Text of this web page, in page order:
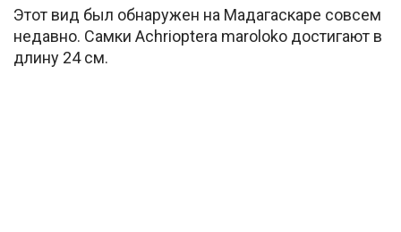
Этот вид был обнаружен на Мадагаскаре совсем
недавно. Самки Achrioptera maroloko достигают в
длину 24 см.